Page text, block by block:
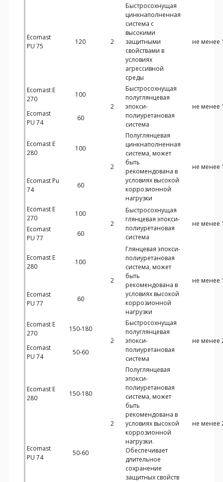
Ecomast
PU 75
120 2
Быстросохнущая
цинкнаполненная
система с
высокими
защитными
свойствами в
условиях
агрессивной
среды
не менее
Ecomast E
270
100
2
Быстросохнущая
полуглянцевая
эпокси-
полиуретановая
система
не менее
Ecomast
PU 74
60
Ecomast E
280
100
2
Полуглянцевая
цинкнаполненная
система, может
быть
рекомендована в
условиях высокой
коррозионной
нагрузки
не менее
Ecomast Pu
74
60
Ecomast E
270
100
2
Быстросохнущая
глянцевая эпокси-
полиуретановая
система
не менее
Ecomast
PU 77
60
Ecomast E
280
100
2
Глянцевая эпокси-
полиуретановая
система, может
быть
рекомендована в
условиях высокой
коррозионной
нагрузки
не менее
Ecomast
PU 77
60
Ecomast E
270
150-180
2
Быстросохнущая
полуглянцевая
эпокси-
полиуретановая
система
не менее
Ecomast
PU 74
50-60
Ecomast E
280
150-180
2
Полуглянцевая
эпокси-
полиуретановая
система, может
быть
рекомендована в
условиях высокой
коррозионной
нагрузки.
Обеспечивает
длительное
сохранение
защитных свойств
не менее
Ecomast
PU 74
50-60